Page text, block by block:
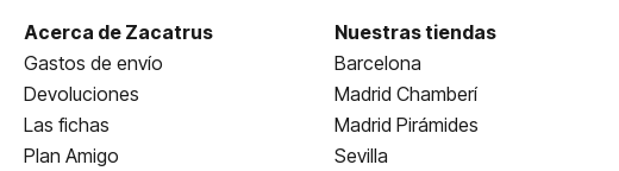
Acerca de Zacatrus
Gastos de envío
Devoluciones
Las fichas
Plan Amigo
Nuestras tiendas
Barcelona
Madrid Chamberí
Madrid Pirámides
Sevilla